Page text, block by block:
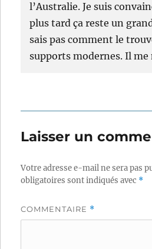
l’Australie. Je suis
plus tard ça reste un
sais pas comment le
supports modernes. Il me
Laisser un
Votre adresse e-mail ne sera pas
obligatoires sont indiqués avec *
COMMENTAIRE *